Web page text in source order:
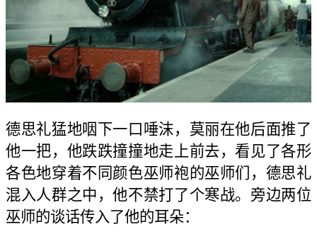
德思礼猛地咽下一口唾沫，莫丽在他后面推了
他一把，他跌跌撞撞地走上前去，看见了各形
各色地穿着不同颜色巫师袍的巫师们，德思礼
混入人群之中，他不禁打了个寒战。旁边两位
巫师的谈话传入了他的耳朵：